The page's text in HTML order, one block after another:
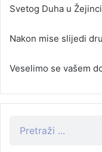
Svetog Duha u
Nakon mise slijedi
Veselimo se vašem